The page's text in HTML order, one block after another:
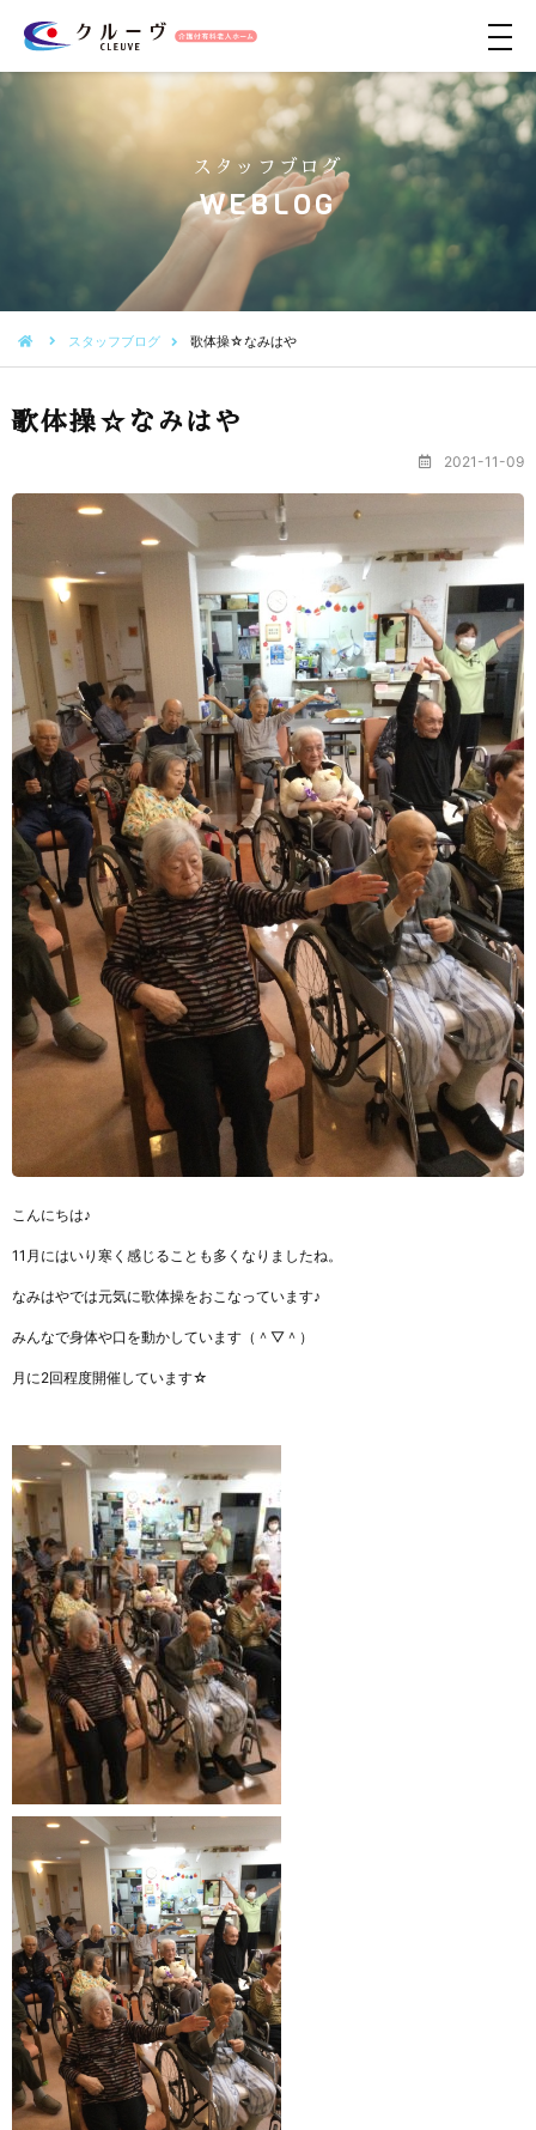
メ
ュ
ー
スタッフブログ
WEBLOG
スタッフブログ 歌体操☆なみはや
歌体操☆なみはや
2021-11-09
こんにちは♪
11月にはいり寒く感じることも多くなりましたね。
なみはやでは元気に歌体操をおこなっています♪
みんなで身体や口を動かしています（＾▽＾）
月に2回程度開催しています☆